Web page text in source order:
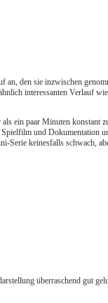
an, den sie inzwischen
interessanten Verlauf wie
ein paar Minuten
und Dokumentation
Serie keinesfalls schwach,
überraschend gut